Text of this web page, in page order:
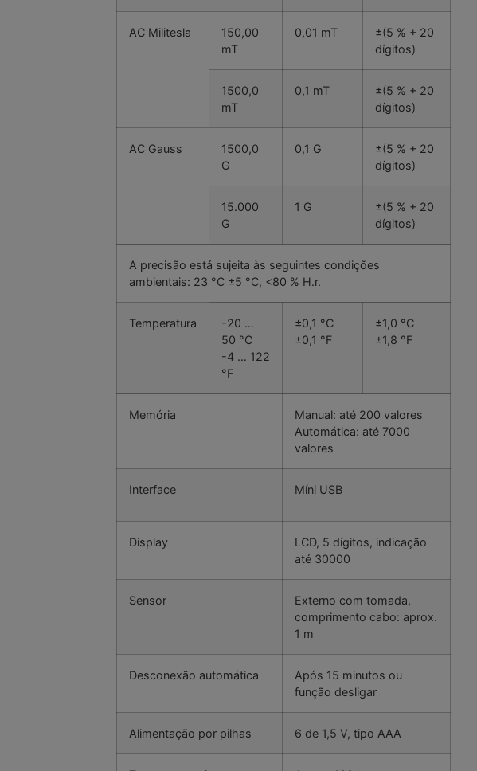
AC Militesla
150,00
mT
0,01 mT
±(5 % + 20
dígitos)
1500,0
mT
0,1 mT
±(5 % + 20
dígitos)
AC Gauss
1500,0
G
0,1 G
±(5 % + 20
dígitos)
15.000
G
1 G
±(5 % + 20
dígitos)
A precisão está sujeita às seguintes condições
ambientais: 23 °C ±5 °C, <80 % H.r.
Temperatura
-20 …
50 °C
-4 … 122
°F
±0,1 °C
±0,1 °F
±1,0 °C
±1,8 °F
Memória
Manual: até 200 valores
Automática: até 7000
valores
Interface Míni USB
Display
LCD, 5 dígitos, indicação
até 30000
Sensor
Externo com tomada,
comprimento cabo: aprox.
1 m
Desconexão automática
Após 15 minutos ou
função desligar
Alimentação por pilhas 6 de 1,5 V, tipo AAA